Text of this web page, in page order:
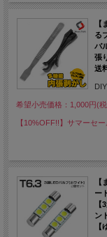
る
バ
張
送
希望小売価格：1,000円(
【10%OFF!!】サマーセ
ー
ン
【